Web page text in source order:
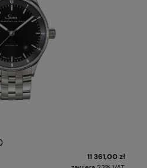
11 361,00 zł